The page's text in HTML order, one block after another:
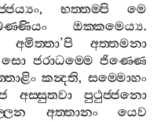
, භත‍්තම‍්පි
මෙ
ඔක‍්කමෙය්‍ය.
අමිත‍්තා’පි
අත‍්තමනා
සො ජරාධම‍්මෙ ජිණ‍්ණෙ
කන්‍දති,සම‍්මොහං
අස‍්සුතවා
පුථුජ‍්ජනො
අත‍්තානං
යෙව